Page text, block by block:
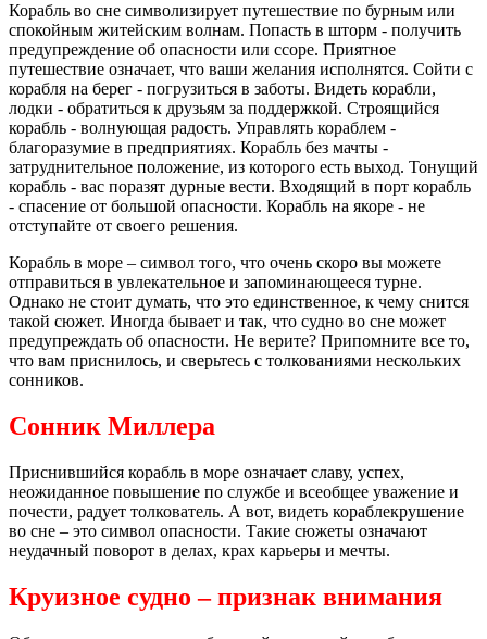
Корабль во сне символизирует путешествие по бурным или
спокойным житейским волнам. Попасть в шторм - получить
предупреждение об опасности или ссоре. Приятное
путешествие означает, что ваши желания исполнятся. Сойти с
корабля на берег - погрузиться в заботы. Видеть корабли,
лодки - обратиться к друзьям за поддержкой. Строящийся
корабль - волнующая радость. Управлять кораблем -
благоразумие в предприятиях. Корабль без мачты -
затруднительное положение, из которого есть выход. Тонущий
корабль - вас поразят дурные вести. Входящий в порт корабль
- спасение от большой опасности. Корабль на якоре - не
отступайте от своего решения.
Корабль в море – символ того, что очень скоро вы можете
отправиться в увлекательное и запоминающееся турне.
Однако не стоит думать, что это единственное, к чему снится
такой сюжет. Иногда бывает и так, что судно во сне может
предупреждать об опасности. Не верите? Припомните все то,
что вам приснилось, и сверьтесь с толкованиями нескольких
сонников.
Сонник Миллера
Приснившийся корабль в море означает славу, успех,
неожиданное повышение по службе и всеобщее уважение и
почести, радует толкователь. А вот, видеть кораблекрушение
во сне – это символ опасности. Такие сюжеты означают
неудачный поворот в делах, крах карьеры и мечты.
Круизное судно – признак внимания